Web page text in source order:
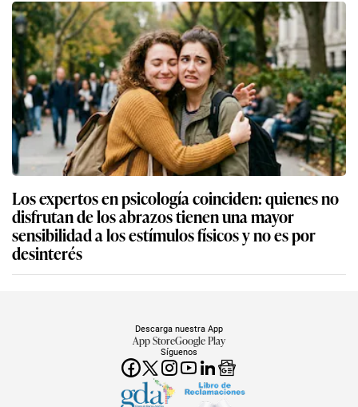
Los expertos en psicología coinciden: quienes no
disfrutan de los abrazos tienen una mayor
sensibilidad a los estímulos físicos y no es por
desinterés
Síguenos
Descarga nuestra App
App StoreGoogle Play